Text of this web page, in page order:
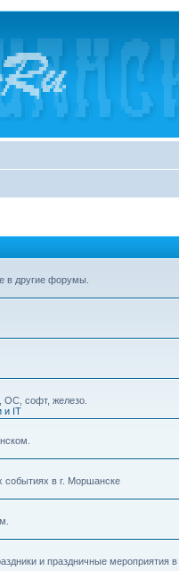
в другие форумы.
ОС, софт, железо.
и IT
событиях в г. Моршанске
и праздничные мероприятия